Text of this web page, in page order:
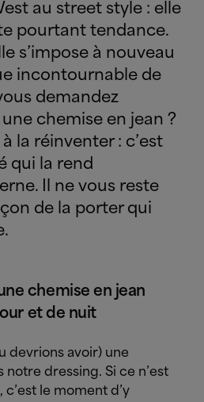
au street style : elle
pourtant tendance.
s’impose à nouveau
incontournable de
demandez
chemise en jean ?
la réinventer : c’est
qui la rend
Il ne vous reste
de la porter qui
chemise en jean
et de nuit
devrions avoir) une
notre dressing. Si ce n’est
le moment d’y